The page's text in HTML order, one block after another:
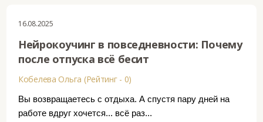
16.08.2025
Нейрокоучинг в повседневности: Почему
после отпуска всё бесит
Кобелева Ольга (Рейтинг - 0)
Вы возвращаетесь с отдыха. А спустя пару дней на
работе вдруг хочется... всё раз...